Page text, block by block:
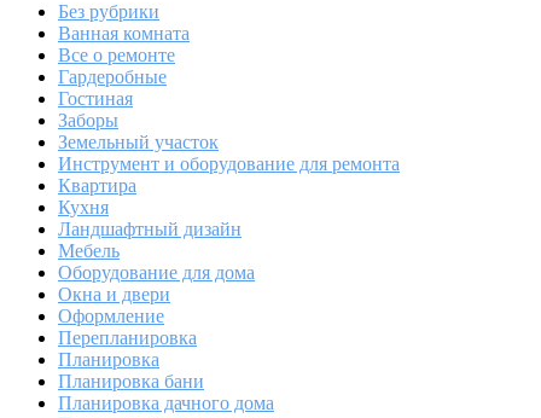
Без рубрики
Ванная комната
Все о ремонте
Гардеробные
Гостиная
Заборы
Земельный участок
Инструмент и оборудование для ремонта
Квартира
Кухня
Ландшафтный дизайн
Мебель
Оборудование для дома
Окна и двери
Оформление
Перепланировка
Планировка
Планировка бани
Планировка дачного дома